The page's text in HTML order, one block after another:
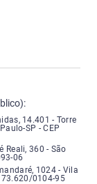
Nações Unidas,
14.401 - Torre
SP - CEP
Heitor José
Reali, 360 - São
06
Tamandaré,
1024 - Vila
0104-95